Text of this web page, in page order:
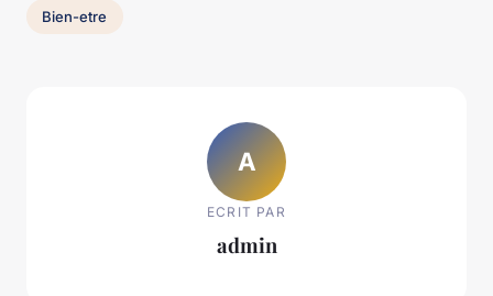
Bien-etre
A
ECRIT PAR
admin